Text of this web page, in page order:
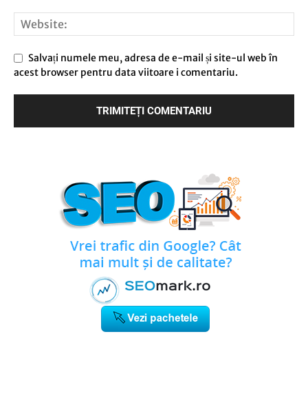
Salvați numele meu, adresa de e-mail și site-ul web în
acest browser pentru data viitoare i comentariu.